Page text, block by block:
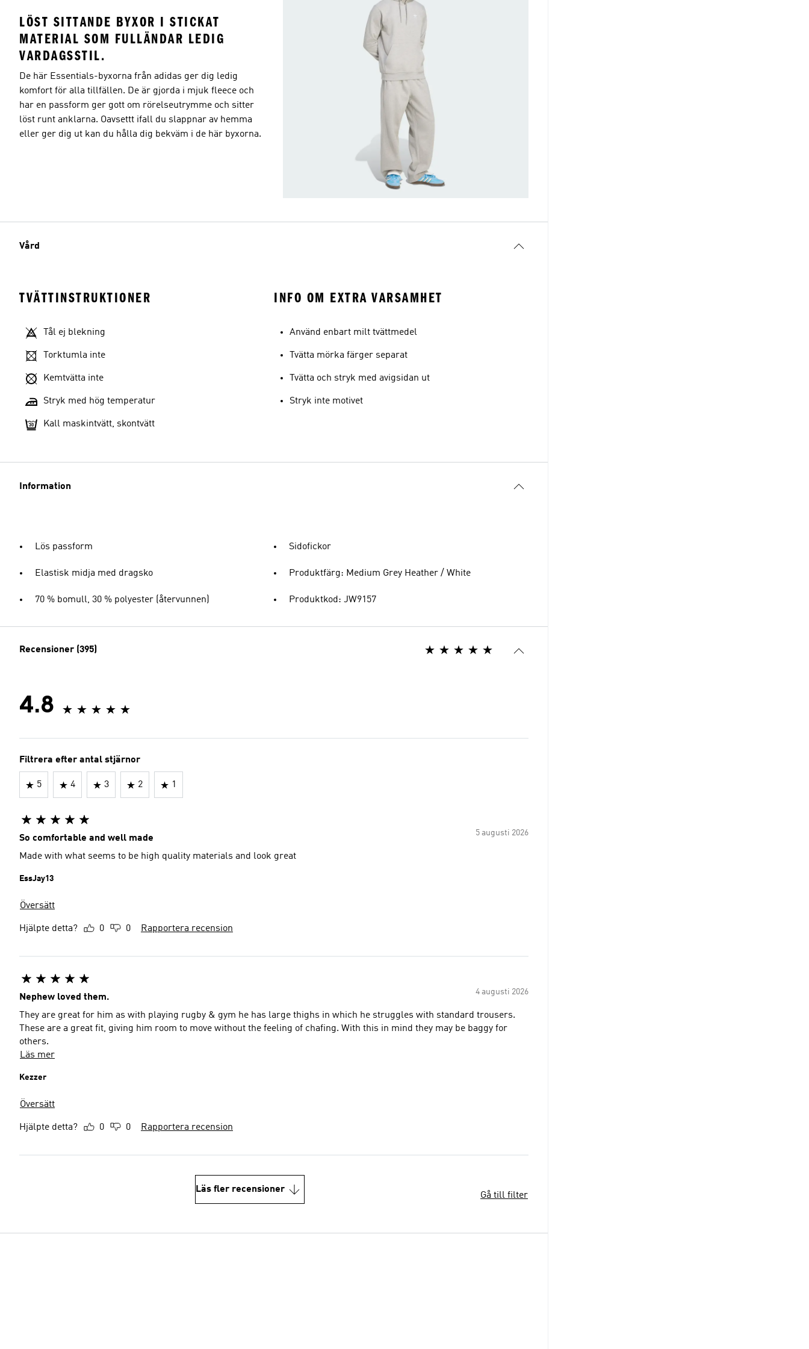
LÖST SITTANDE BYXOR I STICKAT
MATERIAL SOM FULLÄNDAR LEDIG
VARDAGSSTIL.
De här Essentials-byxorna från adidas ger dig ledig
komfort för alla tillfällen. De är gjorda i mjuk fleece och
har en passform ger gott om rörelseutrymme och sitter
löst runt anklarna. Oavsettt ifall du slappnar av hemma
eller ger dig ut kan du hålla dig bekväm i de här byxorna.
Vård
TVÄTTINSTRUKTIONER
Tål ej blekning
Torktumla inte
Kemtvätta inte
Stryk med hög temperatur
Kall maskintvätt, skontvätt
INFO OM EXTRA VARSAMHET
Använd enbart milt tvättmedel
Tvätta mörka färger separat
Tvätta och stryk med avigsidan ut
Stryk inte motivet
Information
Lös passform
Elastisk midja med dragsko
70 % bomull, 30 % polyester (återvunnen)
Sidofickor
Produktfärg: Medium Grey Heather / White
Produktkod: JW9157
Recensioner (395)
4.8
Filtrera efter antal stjärnor
5 4 3 2 1
5 augusti 2026
So comfortable and well made
Made with what seems to be high quality materials and look great
EssJay13
Översätt
Hjälpte detta? 0 0 Rapportera recension
4 augusti 2026
Nephew loved them.
They are great for him as with playing rugby & gym he has large thighs in which he struggles with standard trousers.
These are a great fit, giving him room to move without the feeling of chafing. With this in mind they may be baggy for
others.
Läs mer
Kezzer
Översätt
Hjälpte detta? 0 0 Rapportera recension
Läs fler recensioner
Gå till filter